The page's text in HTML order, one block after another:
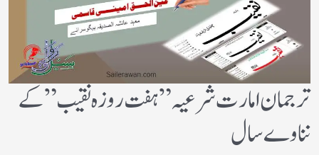
ترجمان امارت شرعیہ”ہفت روزہ نقیب” کے
نناوے سال